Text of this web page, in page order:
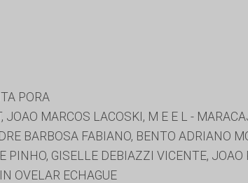
PORA
JOAO MARCOS LACOSKI, M E E L -
BARBOSA FABIANO, BENTO ADRIANO
PINHO, GISELLE DEBIAZZI VICENTE,
OVELAR ECHAGUE